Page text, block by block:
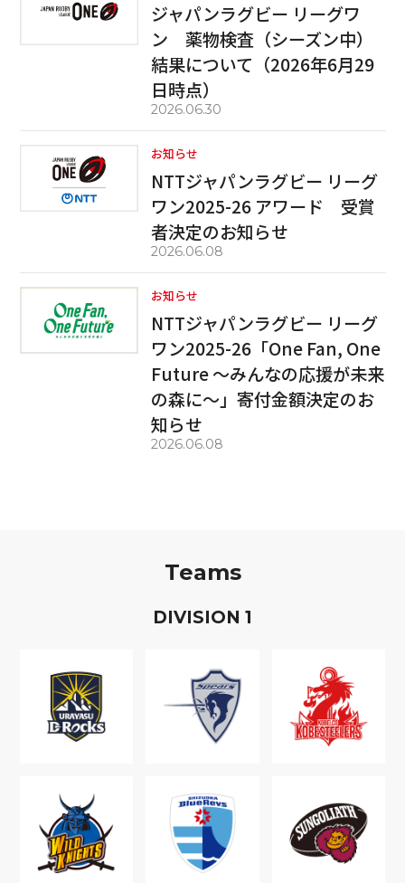
ジャパンラグビー リーグワ
ン 薬物検査（シーズン中）
結果について（2026年6月29
日時点）
2026.06.30
お知らせ
NTTジャパンラグビー リーグ
ワン2025-26 アワード 受賞
者決定のお知らせ
2026.06.08
お知らせ
NTTジャパンラグビー リーグ
ワン2025-26「One Fan, One
Future ～みんなの応援が未来
の森に～」寄付金額決定のお
知らせ
2026.06.08
Teams
DIVISION 1